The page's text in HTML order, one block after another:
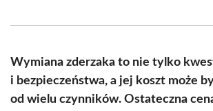
(Twitter)
Wymiana zderzaka to nie tylko
i bezpieczeństwa, a jej koszt może
od wielu czynników. Ostateczna